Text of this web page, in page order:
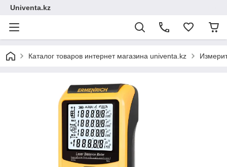
Univenta.kz
Каталог товаров интернет магазина univenta.kz